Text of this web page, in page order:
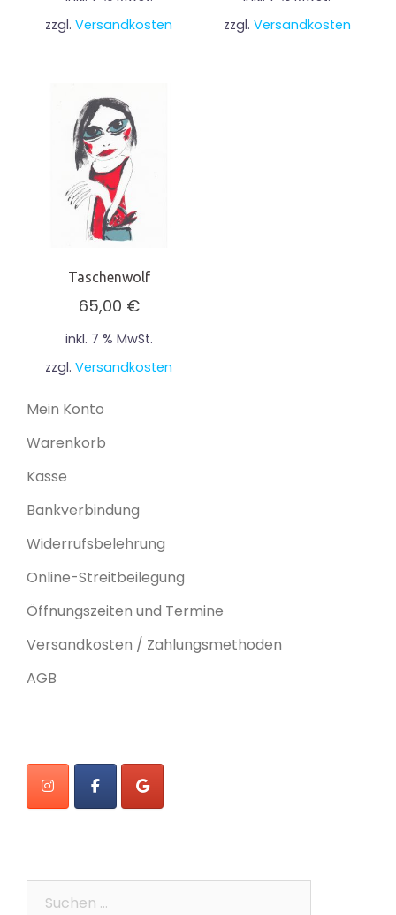
zzgl.Versandkosten
zzgl. Versandkosten
Taschenwolf
65,00 €
inkl. 7 % MwSt.
zzgl.Versandkosten
Mein Konto
Warenkorb
Kasse
Bankverbindung
Widerrufsbelehrung
Online-Streitbeilegung
Öffnungszeiten und Termine
Versandkosten / Zahlungsmethoden
AGB